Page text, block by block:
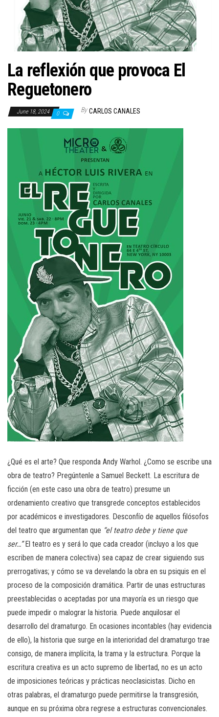
La reflexión que provoca El
Reguetonero
June 18, 2024 0 By CARLOS CANALES
¿Qué es el arte? Que responda Andy Warhol. ¿Como se escribe una
obra de teatro? Pregúntenle a Samuel Beckett. La escritura de
ficción (en este caso una obra de teatro) presume un
ordenamiento creativo que transgrede conceptos establecidos
por académicos e investigadores. Desconfío de aquellos filósofos
del teatro que argumentan que “el teatro debe y tiene que
ser…”El teatro es y será lo que cada creador (incluyo a los que
escriben de manera colectiva) sea capaz de crear siguiendo sus
prerrogativas; y cómo se va develando la obra en su psiquis en el
proceso de la composición dramática. Partir de unas estructuras
preestablecidas o aceptadas por una mayoría es un riesgo que
puede impedir o malograr la historia. Puede anquilosar el
desarrollo del dramaturgo. En ocasiones incontables (hay evidencia
de ello), la historia que surge en la interioridad del dramaturgo trae
consigo, de manera implícita, la trama y la estructura. Porque la
escritura creativa es un acto supremo de libertad, no es un acto
de imposiciones teóricas y prácticas neoclasicistas. Dicho en
otras palabras, el dramaturgo puede permitirse la transgresión,
aunque en su próxima obra regrese a estructuras convencionales.